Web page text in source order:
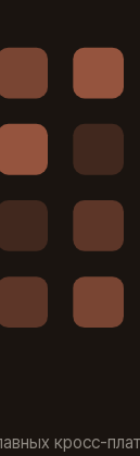
кросс-